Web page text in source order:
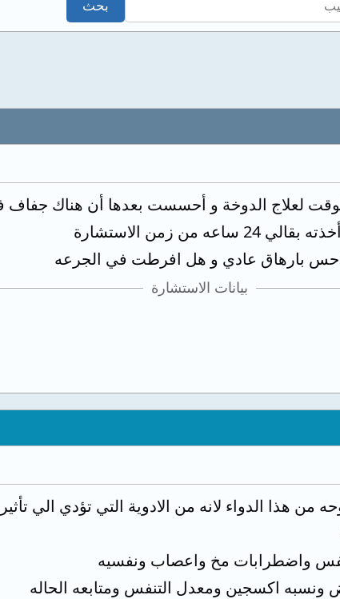
الوقت لعلاج الدوخة و أحسست بعدها أن هناك
زمن الاستشارة
بارهاق عادي و هل افرطت في الجرعه
بيانات الاستشارة
هذا الدواء لانه من الادوية التي تؤدي الي
واضطرابات مخ واعصاب ونفسيه
اكسجين ومعدل التنفس ومتابعه الحاله